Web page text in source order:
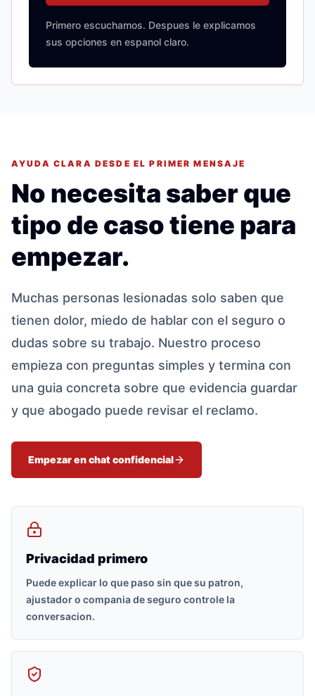
Primero escuchamos. Despues le explicamos
sus opciones en espanol claro.
AYUDA CLARA DESDE EL PRIMER MENSAJE
No necesita saber que
tipo de caso tiene para
empezar.
Muchas personas lesionadas solo saben que
tienen dolor, miedo de hablar con el seguro o
dudas sobre su trabajo. Nuestro proceso
empieza con preguntas simples y termina con
una guia concreta sobre que evidencia guardar
y que abogado puede revisar el reclamo.
Empezar en chat confidencial
Privacidad primero
Puede explicar lo que paso sin que su patron,
ajustador o compania de seguro controle la
conversacion.